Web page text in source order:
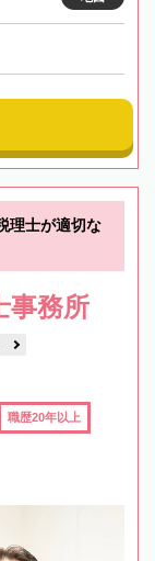
理士が適切な
事務所
職歴20年以上